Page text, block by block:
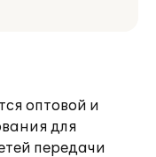
оптовой и
для
передачи